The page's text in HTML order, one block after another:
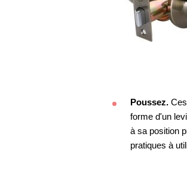
Poussez.
forme d'un
à sa position
pratiques à